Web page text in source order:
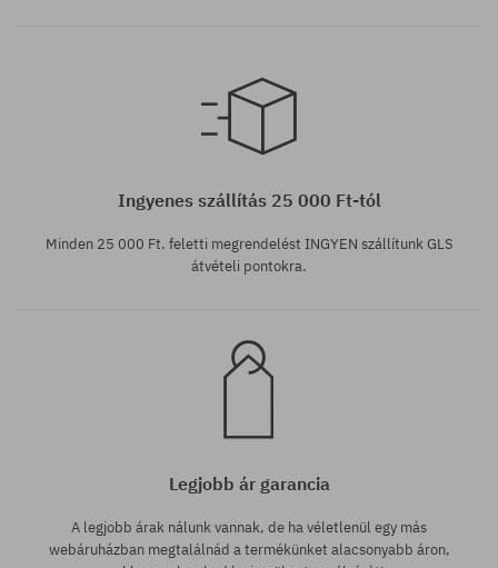
Ingyenes szállítás 25 000 Ft-tól
Minden 25 000 Ft. feletti megrendelést INGYEN szállítunk GLS
átvételi pontokra.
Legjobb ár garancia
A legjobb árak nálunk vannak, de ha véletlenül egy más
webáruházban megtalálnád a termékünket alacsonyabb áron,